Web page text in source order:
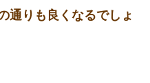
通りも良くなるでしょ